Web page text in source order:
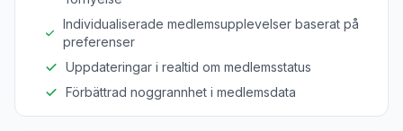
Individualiserade medlemsupplevelser baserat på
preferenser
Uppdateringar i realtid om medlemsstatus
Förbättrad noggrannhet i medlemsdata